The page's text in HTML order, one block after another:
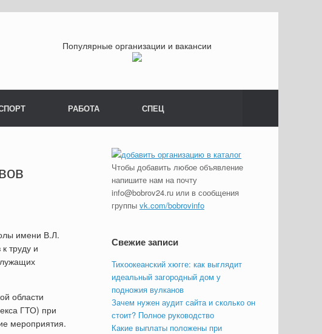
Популярные организации и вакансии
РАБОТА СПЕЦ
имени В.Л.
труду и
области
ГТО) при
мероприятия.
Чтобы добавить любое объявление
напишите нам на почту
info@bobrov24.ru или в сообщения
группы vk.com/bobrovinfo
Свежие записи
Тихоокеанский хюгге: как выглядит
идеальный загородный дом у
подножия вулканов
Зачем нужен аудит сайта и сколько он
стоит? Полное руководство
Какие выплаты положены при